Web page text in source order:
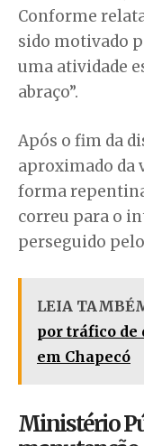
Conforme
sido motivado
uma atividade
abraço”.
Após o fim da
aproximado da
forma
correu para o
perseguido
LEIA
por tráfico de
em Chapecó
Ministério